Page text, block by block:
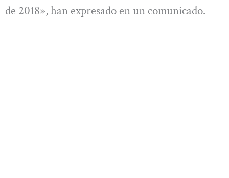
de 2018», han expresado en un comunicado.